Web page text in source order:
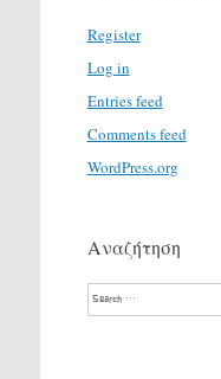
Register
Log in
Entries feed
Comments feed
WordPress.org
Αναζήτηση
Search